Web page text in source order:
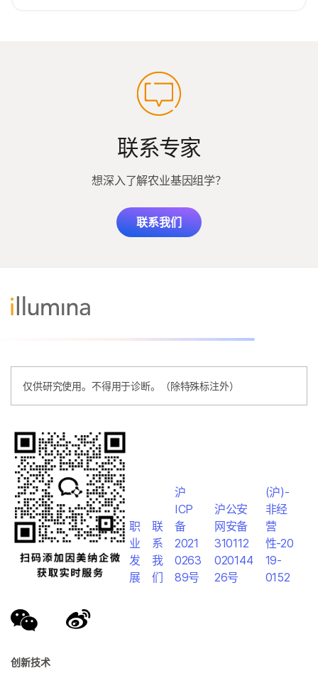
联系专家
想深入了解农业基因组学？
联系我们
仅供研究使用。不得用于诊断。（除特殊标注外）
创新技术
职
业
发
展
联
系
我
们
沪
ICP
备
2021
0263
89号
沪公安
网安备
310112
020144
26号
(沪)-
非经
营
性-20
19-
0152